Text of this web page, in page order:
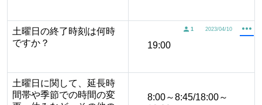
土曜日の終了時刻は何時
ですか？
1 2023/04/10
19:00
土曜日に関して、延長時
間帯や季節での時間の変
8:00～8:45/18:00～